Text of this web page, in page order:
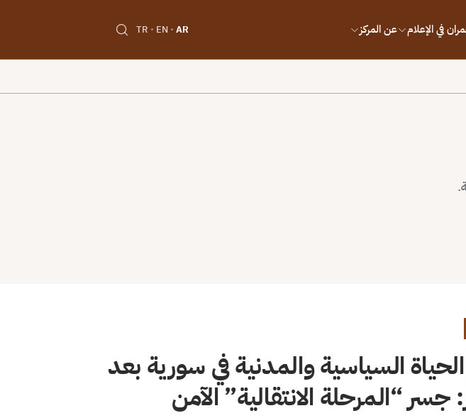
في الإعلام عن المركز AR
EN
TR
السياسية والمدنية في سورية بعد
جسر “المرحلة الانتقالية” الآمن